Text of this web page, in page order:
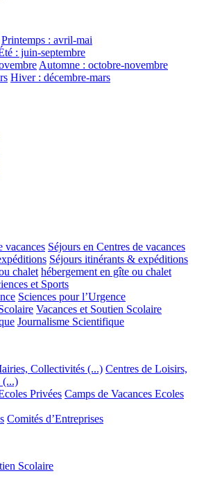
Printemps : avril-mai
: juin-septembre
Automne : octobre-novembre
Hiver : décembre-mars
vacances Séjours en Centres de vacances
Séjours itinérants & expéditions
chalet hébergement en gîte ou chalet
et Sports
Sciences pour l’Urgence
Vacances et Soutien Scolaire
Journalisme Scientifique
Collectivités (...) Centres de Loisirs,
(...)
Privées Camps de Vacances Ecoles
Comités d’Entreprises
Scolaire